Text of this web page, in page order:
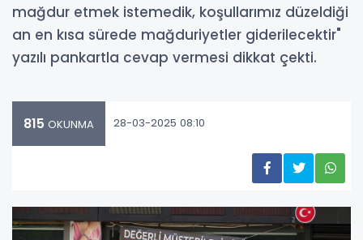
mağdur etmek istemedik, koşullarımız düzeldiği
an en kısa sürede mağduriyetler giderilecektir"
yazılı pankartla cevap vermesi dikkat çekti.
815 OKUNMA 28-03-2025 08:10